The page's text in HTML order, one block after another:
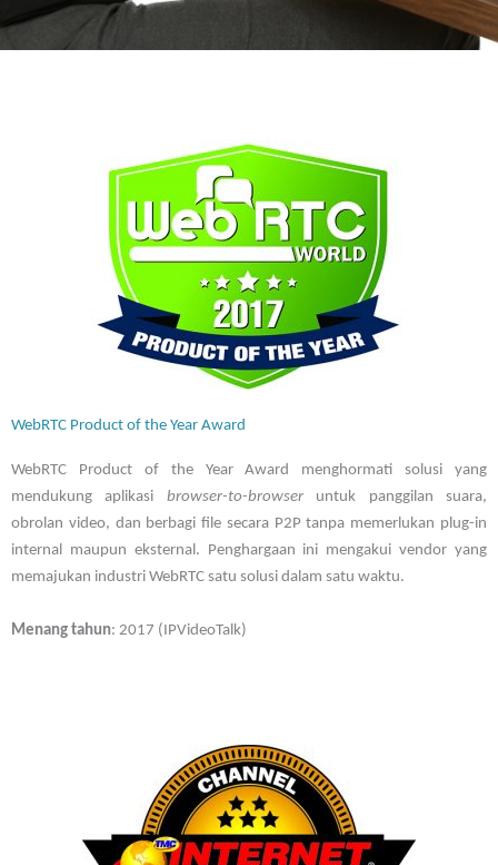
WebRTC Product of the Year Award
WebRTC Product of the Year Award menghormati solusi yang
mendukung aplikasi browser-to-browseruntuk panggilan suara,
obrolan video, dan berbagi file secara P2P tanpa memerlukan plug-in
internal maupun eksternal. Penghargaan ini mengakui vendor yang
memajukan industri WebRTC satu solusi dalam satu waktu.
Menang tahun: 2017 (IPVideoTalk)